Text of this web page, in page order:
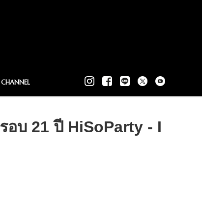
อบ 21 ปี HiSoParty - I